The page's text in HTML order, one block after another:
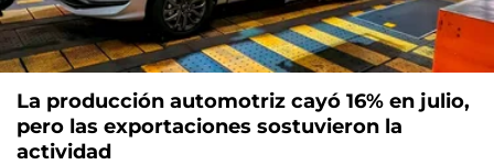
La producción automotriz cayó 16% en julio,
pero las exportaciones sostuvieron la
actividad